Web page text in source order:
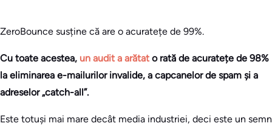
ZeroBounce susține că are o acuratețe de 99%.
Cu toate acestea, un audit a arătat o rată de acuratețe de 98%
la eliminarea e-mailurilor invalide, a capcanelor de spam și a
adreselor „catch-all”.
Este totuși mai mare decât media industriei, deci este un semn